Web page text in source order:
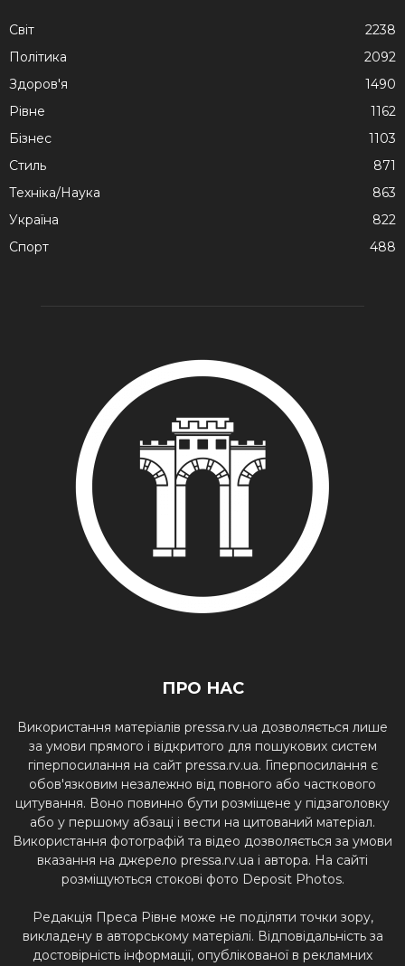
Cвіт
2238
Політика
2092
Здоров'я
1490
Рівне
1162
Бізнес
1103
Стиль
871
Техніка/Наука
863
Україна
822
Спорт
488
ПРО НАС
Використання матеріалів pressa.rv.ua дозволяється лише
за умови прямого і відкритого для пошукових систем
гіперпосилання на сайт pressa.rv.ua. Гіперпосилання є
обов'язковим незалежно від повного або часткового
цитування. Воно повинно бути розміщене у підзаголовку
або у першому абзаці і вести на цитований матеріал.
Використання фотографій та відео дозволяється за умови
вказання на джерело pressa.rv.ua і автора. На сайті
розміщуються стокові фото Deposit Photos.
Редакція Преса Рівне може не поділяти точки зору,
викладену в авторському матеріалі. Відповідальність за
достовірність інформації, опублікованої в рекламних